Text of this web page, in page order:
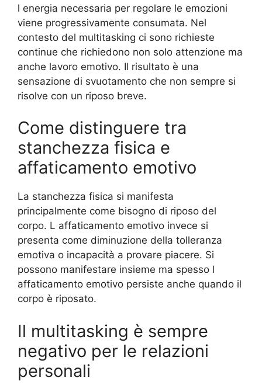
l energia necessaria per regolare le emozioni
viene progressivamente consumata. Nel
contesto del multitasking ci sono richieste
continue che richiedono non solo attenzione ma
anche lavoro emotivo. Il risultato è una
sensazione di svuotamento che non sempre si
risolve con un riposo breve.
Come distinguere tra
stanchezza fisica e
affaticamento emotivo
La stanchezza fisica si manifesta
principalmente come bisogno di riposo del
corpo. L affaticamento emotivo invece si
presenta come diminuzione della tolleranza
emotiva o incapacità a provare piacere. Si
possono manifestare insieme ma spesso l
affaticamento emotivo persiste anche quando il
corpo è riposato.
Il multitasking è sempre
negativo per le relazioni
personali